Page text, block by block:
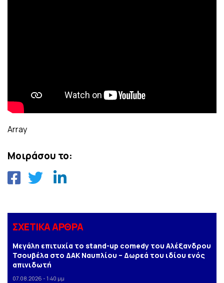
Array
Μοιράσου το:
ΣΧΕΤΙΚΑ ΑΡΘΡΑ
Μεγάλη επιτυχία το stand-up comedy του Αλέξανδρου
Τσουβέλα στο ΔΑΚ Ναυπλίου – Δωρεά του ιδίου ενός
απινιδωτή
07.08.2026 - 1:40 μμ